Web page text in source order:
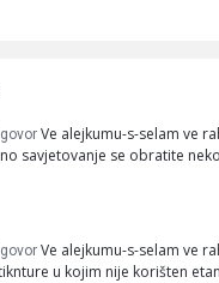
Ve alejkumu-s-selam ve
savjetovanje se obratite
Ve alejkumu-s-selam ve
u kojim nije korišten